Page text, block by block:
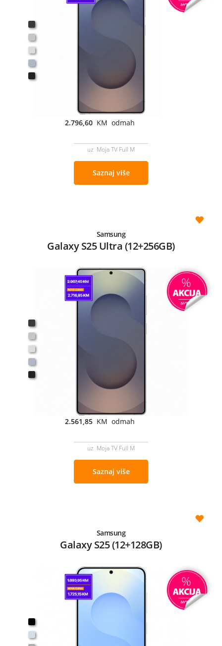
2.796,60 KM odmah
uz Moja TV Full M
Saznaj više
Samsung
Galaxy S25 Ultra (12+256GB)
2.561,85 KM odmah
uz Moja TV Full M
Saznaj više
Samsung
Galaxy S25 (12+128GB)